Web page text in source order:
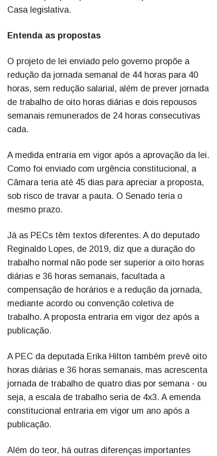
Casa legislativa.
Entenda as propostas
O projeto de lei enviado pelo governo propõe a
redução da jornada semanal de 44 horas para 40
horas, sem redução salarial, além de prever jornada
de trabalho de oito horas diárias e dois repousos
semanais remunerados de 24 horas consecutivas
cada.
A medida entraria em vigor após a aprovação da lei.
Como foi enviado com urgência constitucional, a
Câmara teria até 45 dias para apreciar a proposta,
sob risco de travar a pauta. O Senado teria o
mesmo prazo.
Já as PECs têm textos diferentes. A do deputado
Reginaldo Lopes, de 2019, diz que a duração do
trabalho normal não pode ser superior a oito horas
diárias e 36 horas semanais, facultada a
compensação de horários e a redução da jornada,
mediante acordo ou convenção coletiva de
trabalho. A proposta entraria em vigor dez após a
publicação.
A PEC da deputada Erika Hilton também prevê oito
horas diárias e 36 horas semanais, mas acrescenta
jornada de trabalho de quatro dias por semana - ou
seja, a escala de trabalho seria de 4x3. A emenda
constitucional entraria em vigor um ano após a
publicação.
Além do teor, há outras diferenças importantes